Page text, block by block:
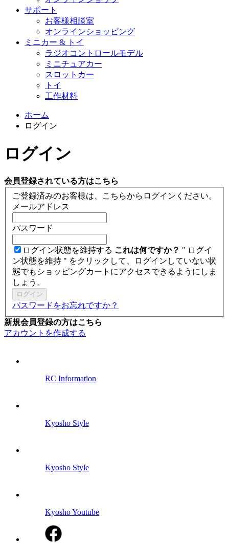
サポート
お客様相談室
オンラインショッピング
ミニカー & トイ
ラジオコントロールモデル
ミニチュアカー
スロットカー
トイ
工作材料
ホーム
ログイン
ログイン
会員登録されている方はこちら
ご登録済みのお客様は、こちらからログインください。
メールアドレス
パスワード
ログイン状態を維持する これは何ですか？ " ログイ
ン状態を維持 " をクリックして、ログインしていない状
態でもショッピングカートにアクセスできるようにしま
しょう。
ログイン
パスワードをお忘れですか？
新規会員登録の方はこちら
アカウントを作成する
RC Information
Kyosho Style
Kyosho Style
Kyosho Youtube